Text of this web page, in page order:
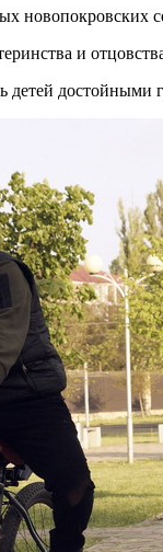
новопокровских
и
детей достойными